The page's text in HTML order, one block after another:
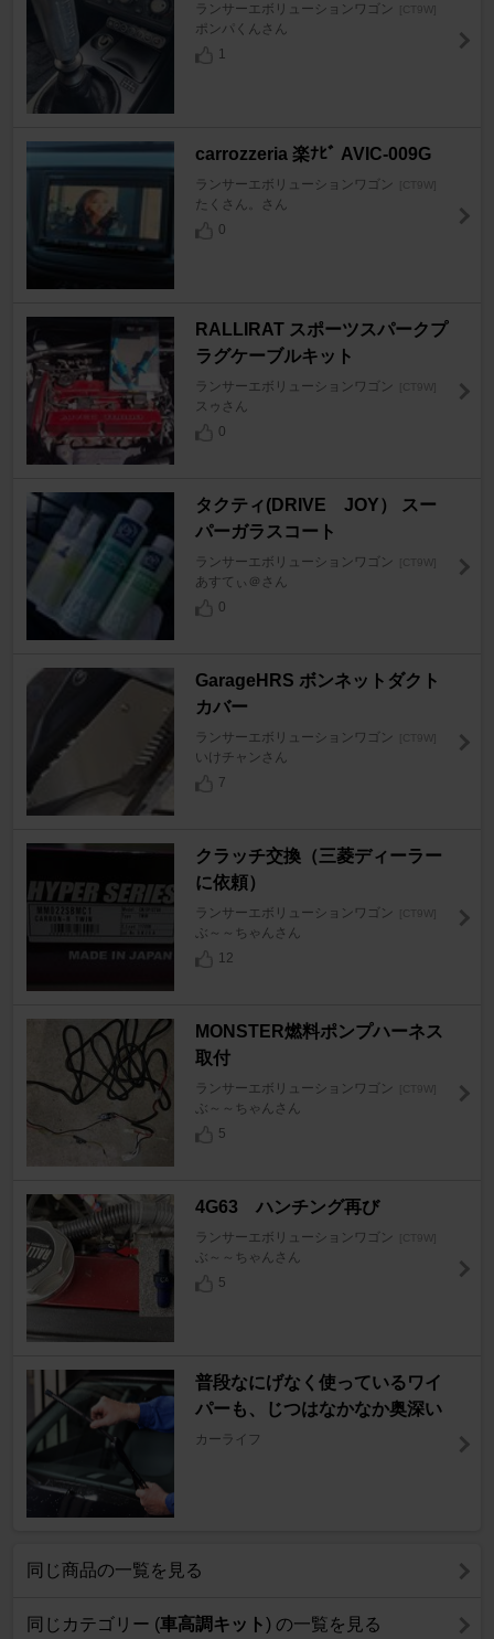
ランサーエボリューションワゴン [CT9W]
ポンパくんさん
1
carrozzeria 楽ﾅﾋﾞ AVIC-009G
ランサーエボリューションワゴン [CT9W]
たくさん。さん
0
RALLIRAT スポーツスパークプ
ラグケーブルキット
ランサーエボリューションワゴン [CT9W]
スゥさん
0
タクティ(DRIVE JOY） スー
パーガラスコート
ランサーエボリューションワゴン [CT9W]
あすてぃ＠さん
0
GarageHRS ボンネットダクト
カバー
ランサーエボリューションワゴン [CT9W]
いけチャンさん
7
クラッチ交換（三菱ディーラー
に依頼）
ランサーエボリューションワゴン [CT9W]
ぶ～～ちゃんさん
12
MONSTER燃料ポンプハーネス
取付
ランサーエボリューションワゴン [CT9W]
ぶ～～ちゃんさん
5
4G63 ハンチング再び
ランサーエボリューションワゴン [CT9W]
ぶ～～ちゃんさん
5
普段なにげなく使っているワイ
パーも、じつはなかなか奥深い
カーライフ
同じ商品の一覧を見る
同じカテゴリー (車高調キット) の一覧を見る